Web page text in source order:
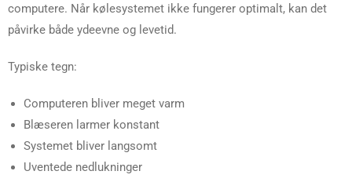
computere. Når kølesystemet ikke fungerer optimalt, kan det
påvirke både ydeevne og levetid.
Typiske tegn:
Computeren bliver meget varm
Blæseren larmer konstant
Systemet bliver langsomt
Uventede nedlukninger